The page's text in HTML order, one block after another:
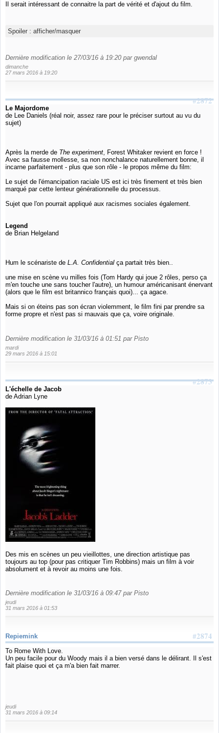
Il serait intéressant de connaitre la part de vérité et d'ajout du film.
Spoiler : afficher/masquer
Dernière modification le 27/03/16 à 19:20 par gwendal
dimanche
27 mars 2016 à 19:20
#2872
Le Majordome
de Lee Daniels (réal noir, assez rare pour le préciser surtout au vu du
sujet)
Après la merde de The experiment, Forest Whitaker revient en force !
Avec sa fausse mollesse, sa non nonchalance naturellement bonne, il
incarne parfaitement - plus que son rôle - le propos même du film:
Le sujet de l'émancipation raciale US est ici très finement et très bien
marqué par cette lenteur générationnelle du processus.
Sujet que l'on pourrait appliqué aux racismes sociales également.
Legend
de Brian Helgeland
Hum le scénariste de L.A. Confidential ça partait très bien..
une mise en scène vu milles fois (Tom Hardy qui joue 2 rôles, perso ça
m'en touche une sans toucher l'autre), un humour américanisant énervant
(alors que le film est britannico français quoi)... ça agace.
Mais si on éteins pas son écran violemment, le film fini par prendre sa
forme propre et n'est pas si mauvais que ça, voire originale.
Dernière modification le 31/03/16 à 01:51 par Pisto
mardi
29 mars 2016 à 15:01
#2873
L'échelle de Jacob
de Adrian Lyne
Des mis en scènes un peu vieillottes, une direction artistique pas
toujours au top (pour pas critiquer Tim Robbins) mais un film à voir
absolument et à revoir au moins une fois.
Dernière modification le 31/03/16 à 09:47 par Pisto
jeudi
31 mars 2016 à 01:53
#2874
Repiemink
To Rome With Love.
Un peu facile pour du Woody mais il a bien versé dans le délirant. Il s'est
fait plaise quoi et ça m'a bien fait marrer.
jeudi
31 mars 2016 à 09:14